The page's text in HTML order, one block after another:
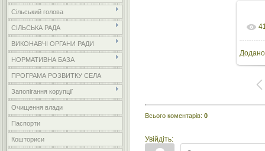
Сільський голова
СІЛЬСЬКА РАДА
ВИКОНАВЧІ ОРГАНИ РАДИ
НОРМАТИВНА БАЗА
ПРОГРАМА РОЗВИТКУ СЕЛА
Запопігання корупції
Очищення влади
Паспорти
Кошториси
розмірі
Додано
Всього коментарів: 0
Увійдіть: